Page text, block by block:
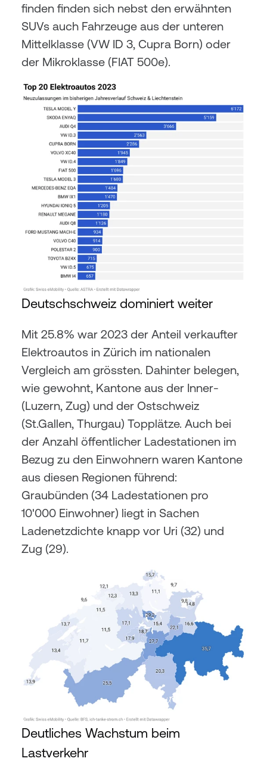
finden finden sich nebst den erwähnten
SUVs auch Fahrzeuge aus der unteren
Mittelklasse (VW ID 3, Cupra Born) oder
der Mikroklasse (FIAT 500e).
Deutschschweiz dominiert weiter
Mit 25.8% war 2023 der Anteil verkaufter
Elektroautos in Zürich im nationalen
Vergleich am grössten. Dahinter belegen,
wie gewohnt, Kantone aus der Inner-
(Luzern, Zug) und der Ostschweiz
(St.Gallen, Thurgau) Topplätze. Auch bei
der Anzahl öffentlicher Ladestationen im
Bezug zu den Einwohnern waren Kantone
aus diesen Regionen führend:
Graubünden (34 Ladestationen pro
10'000 Einwohner) liegt in Sachen
Ladenetzdichte knapp vor Uri (32) und
Zug (29).
Deutliches Wachstum beim
Lastverkehr